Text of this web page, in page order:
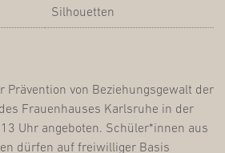
Silhouetten
Prä­ven­ti­on von Bezie­hungs­ge­walt der
Frau­en­hau­ses Karls­ru­he in der
Uhr ange­bo­ten. Schüler*innen aus
dür­fen auf frei­wil­li­ger Basis